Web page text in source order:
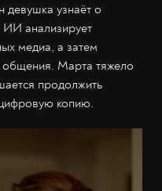
девушка узнаёт о
ИИ анализирует
медиа, а затем
общения. Марта тяжело
продолжить
копию.